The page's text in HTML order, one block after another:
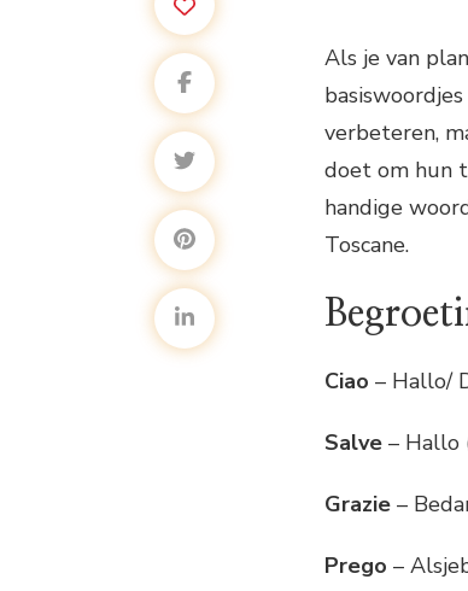
Als je van
verbeteren,
doet om hun
handige
Toscane.
Ciao – Hallo/
Salve – Hallo
Grazie –
Prego –